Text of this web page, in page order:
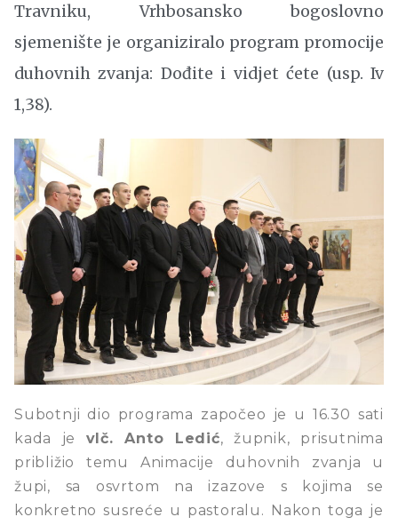
Travniku, Vrhbosansko bogoslovno
sjemenište je organiziralo program promocije
duhovnih zvanja: Dođite i vidjet ćete (usp. Iv
1,38).
Subotnji dio programa započeo je u 16.30 sati
kada je vlč. Anto Ledić, župnik, prisutnima
približio temu Animacije duhovnih zvanja u
župi, sa osvrtom na izazove s kojima se
konkretno susreće u pastoralu. Nakon toga je